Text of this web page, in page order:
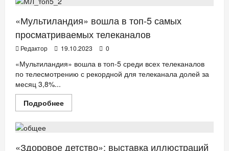
в
октябре
«Мультиландия» вошла в топ-5 самых
просматриваемых телеканалов
Редактор 19.10.2023 0
«Мультиландия» вошла в топ-5 среди всех телеканалов
по телесмотрению с рекордной для телеканала долей за
месяц 3,8%...
ПодробнееПрочитать
больше
топ-5
ДЕТИ ЗДОРОВЬЕ
«Здоровое детство»: выставка иллюстраций